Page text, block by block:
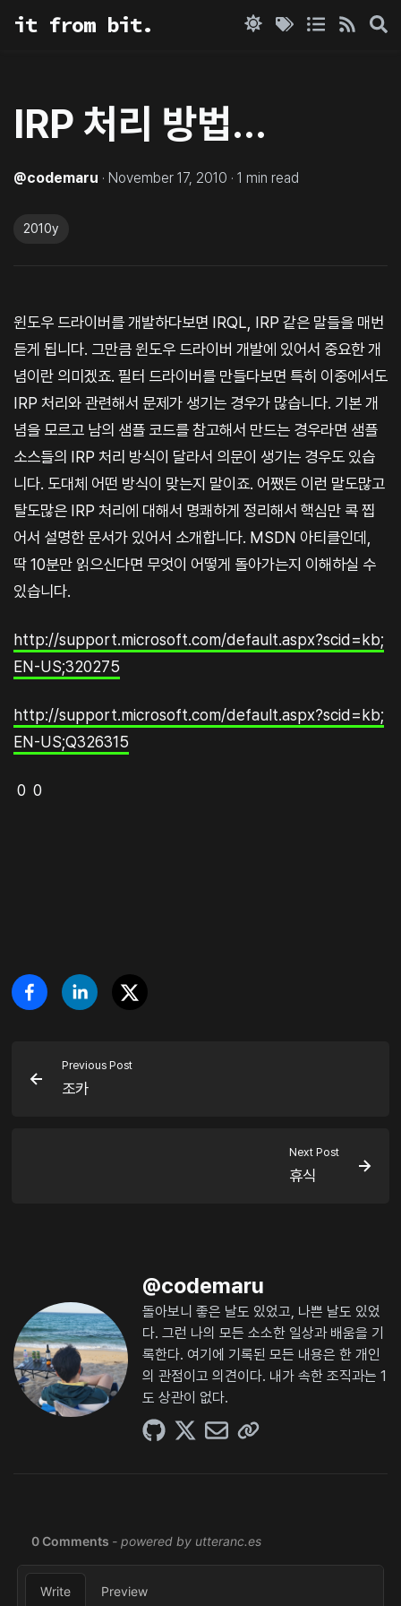
it from bit.
IRP 처리 방법…
@codemaru · November 17, 2010 · 1 min read
2010y
윈도우 드라이버를 개발하다보면 IRQL, IRP 같은 말들을 매번
듣게 됩니다. 그만큼 윈도우 드라이버 개발에 있어서 중요한 개
념이란 의미겠죠. 필터 드라이버를 만들다보면 특히 이중에서도
IRP 처리와 관련해서 문제가 생기는 경우가 많습니다. 기본 개
념을 모르고 남의 샘플 코드를 참고해서 만드는 경우라면 샘플
소스들의 IRP 처리 방식이 달라서 의문이 생기는 경우도 있습
니다. 도대체 어떤 방식이 맞는지 말이죠. 어쨌든 이런 말도많고
탈도많은 IRP 처리에 대해서 명쾌하게 정리해서 핵심만 콕 찝
어서 설명한 문서가 있어서 소개합니다. MSDN 아티클인데,
딱 10분만 읽으신다면 무엇이 어떻게 돌아가는지 이해하실 수
있습니다.
http://support.microsoft.com/default.aspx?scid=kb;
EN-US;320275
http://support.microsoft.com/default.aspx?scid=kb;
EN-US;Q326315
0 0
Previous Post
조카
Next Post
휴식
@codemaru
돌아보니 좋은 날도 있었고, 나쁜 날도 있었
다. 그런 나의 모든 소소한 일상과 배움을 기
록한다. 여기에 기록된 모든 내용은 한 개인
의 관점이고 의견이다. 내가 속한 조직과는 1
도 상관이 없다.